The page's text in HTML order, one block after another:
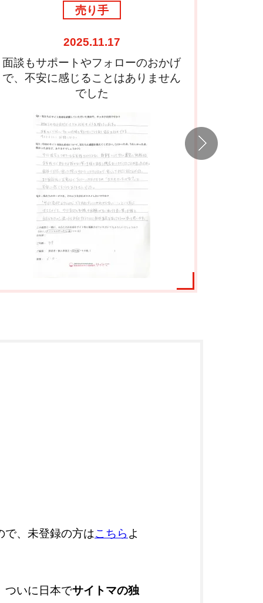
売り手
2025.10.01
驚くほどトントン拍子で譲渡完了ま
で終えることができました
で、未登録の方はこちら よ
ついに日本でサイトマの独